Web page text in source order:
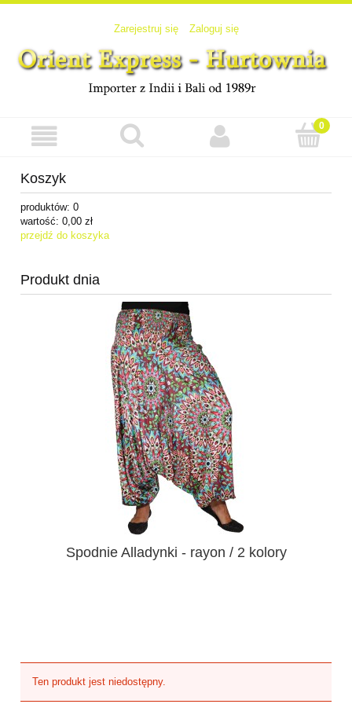
Zarejestruj się Zaloguj się
Koszyk
produktów: 0
wartość: 0,00 zł
przejdź do koszyka
Produkt dnia
Spodnie Alladynki - rayon / 2 kolory
Ten produkt jest niedostępny.